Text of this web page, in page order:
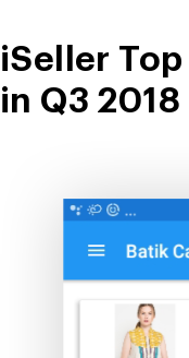
from
iSeller
in Q3 2018